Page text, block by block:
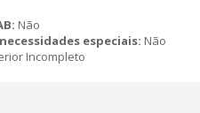
Não
especiais: Não
Incompleto